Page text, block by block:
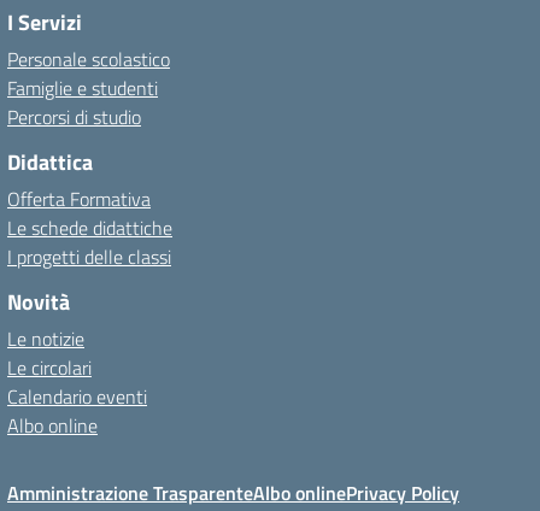
I Servizi
Personale scolastico
Famiglie e studenti
Percorsi di studio
Didattica
Offerta Formativa
Le schede didattiche
I progetti delle classi
Novità
Le notizie
Le circolari
Calendario eventi
Albo online
Amministrazione TrasparenteAlbo onlinePrivacy Policy